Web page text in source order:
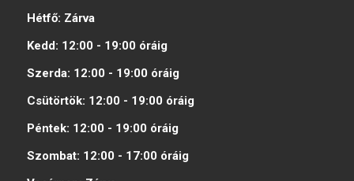
Hétfő: Zárva
Kedd: 12:00 - 19:00 óráig
Szerda: 12:00 - 19:00 óráig
Csütörtök: 12:00 - 19:00 óráig
Péntek: 12:00 - 19:00 óráig
Szombat: 12:00 - 17:00 óráig